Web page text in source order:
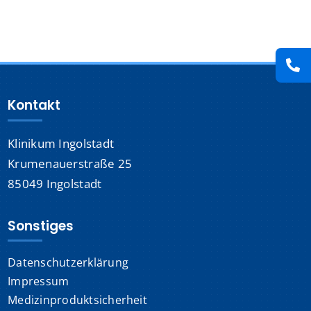
Kontakt
Karriere
Suche
nach:
Kontakt
Klinikum Ingolstadt
Krumenauerstraße 25
85049 Ingolstadt
Sonstiges
Datenschutzerklärung
Impressum
Medizinproduktsicherheit